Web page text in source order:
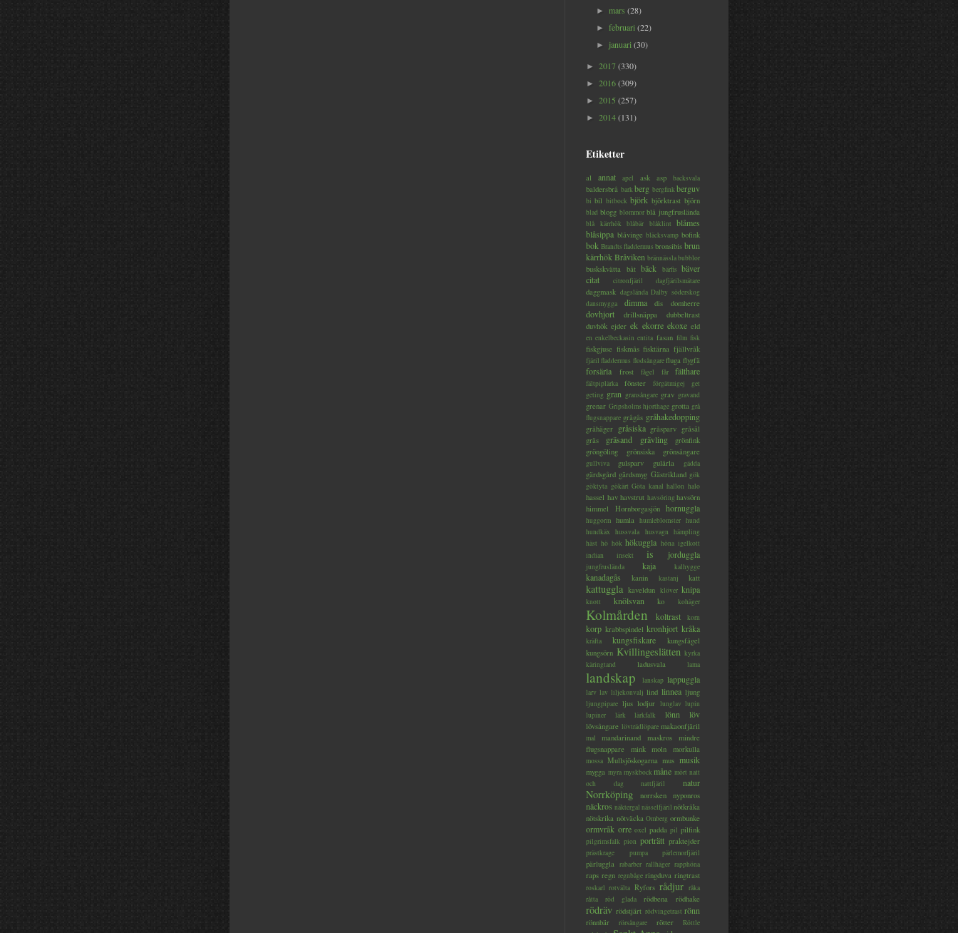
►mars(28)
►februari(22)
► januari(30)
► 2017(330)
► 2016(309)
► 2015 (257)
► 2014(131)
Etiketter
al annat apel ask asp backsvala
baldersbrå barkberg bergfinkberguv
bi bil bitbock björk björktrast björn
blad blogg blommor blå jungfruslända
blå kärrhök blåbär blåklint
blåmes
blåsippa blåvinge bläcksvamp bofink
bok Brandts fladdermus bronsibis brun
kärrhökBråviken brännässlabubblor
buskskvätta båt bäck bärfis bäver
citat
citronfjäril dagfjärilsmätare
daggmask dagslända Dalby söderskog
dansmygga
dimma dis domherre
dovhjort drillsnäppa
dubbeltrast
duvhök ejder ek ekorre ekoxe eld
en enkelbeckasin entita fasan film fisk
fiskgjuse fiskmås fisktärna fjällvråk
fjäril fladdermus flodsångarefluga flygfä
forsärla frost fågel får fälthare
fältpiplärka fönster förgätmigej
get
geting gran gransångare grav gravand
grenar Gripsholms hjorthage grotta grå
flugsnappare grågås gråhakedopping
gråhäger gråsiska gråsparv gråsäl
gräs
gräsand grävling
grönfink
gröngöling
grönsiska grönsångare
gullviva gulsparv gulärla gädda
gärdsgård gärdsmyg Gästrikland gök
göktyta gökärt Göta kanal hallon halo
hassel hav havstrut havsöring havsörn
himmel
Hornborgasjön hornuggla
huggorm humla humleblomster hund
hundkäx
hussvala husvagn
hämpling
häst hö hök hökuggla höna igelkott
indian
insekt is jorduggla
jungfruslända kaja kalhygge
kanadagås kanin kastanj katt
kattuggla kaveldun klöver knipa
knott knölsvan ko kohäger
Kolmården koltrast korn
korp krabbspindel kronhjort kråka
kräfta kungsfiskare
kungsfågel
kungsörn Kvillingeslätten kyrka
käringtand
ladusvala lama
landskap lanskap lappuggla
larv lav liljekonvalj lind linnea ljung
ljungpipare ljus lodjur lunglav lupin
lupiner
lärk lärkfalk lönn löv
lövsångare lövträdlöpare makaonfjäril
mal mandarinand maskros
mindre
flugsnappare
mink moln morkulla
mossa Mullsjöskogarna mus musik
mygga myra myskbock måne mört natt
och dag
nattfjäril natur
Norrköping norrsken nyponros
näckros näktergal nässelfjäril nötkråka
nötskrika nötväcka Omberg ormbunke
ormvråk orre oxel padda pil pilfink
pilgrimsfalk pion porträtt praktejder
prästkrage pumpa pärlemorfjäril
pärluggla rabarber rallhäger rapphöna
raps regn regnbåge ringduva ringtrast
roskarl rotvälta Ryfors rådjur råka
råtta
röd glada rödbena rödhake
rödräv rödstjärt rödvingetrast rönn
rönnbär rörsångare rötter
Röttle